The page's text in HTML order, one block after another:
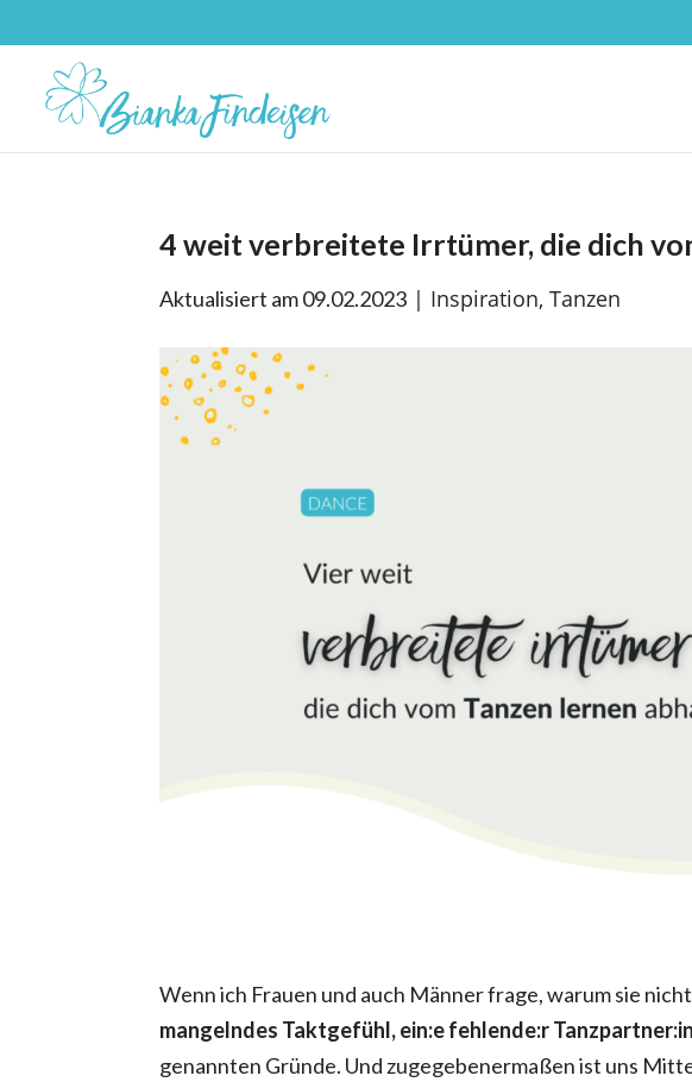
4 weit verbreitete Irrtümer, die dich
Aktualisiert am 09.02.2023 | Inspiration,Tanzen
Wenn ich Frauen und auch Männer frage, warum sie
mangelndes Taktgefühl, ein:e fehlende:r
genannten Gründe. Und zugegebenermaßen ist uns